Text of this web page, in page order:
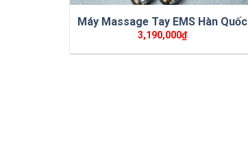
Máy Massage Tay EMS Hàn Quốc
3,190,000₫